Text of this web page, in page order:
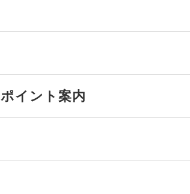
イント案内